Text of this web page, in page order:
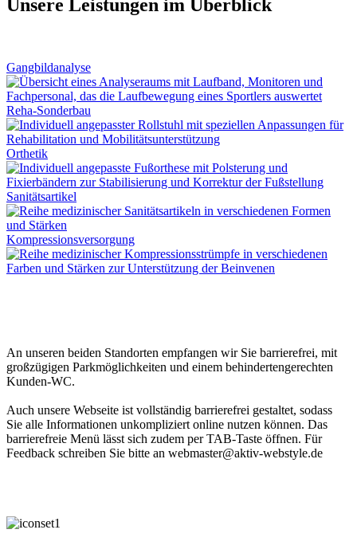
Unsere Leistungen im Überblick
Gangbildanalyse
Reha-Sonderbau
Orthetik
Sanitätsartikel
Kompressionsversorgung
An unseren beiden Standorten empfangen wir Sie barrierefrei, mit
großzügigen Parkmöglichkeiten und einem behindertengerechten
Kunden-WC.
Auch unsere Webseite ist vollständig barrierefrei gestaltet, sodass
Sie alle Informationen unkompliziert online nutzen können. Das
barrierefreie Menü lässt sich zudem per TAB-Taste öffnen. Für
Feedback schreiben Sie bitte an webmaster@aktiv-webstyle.de